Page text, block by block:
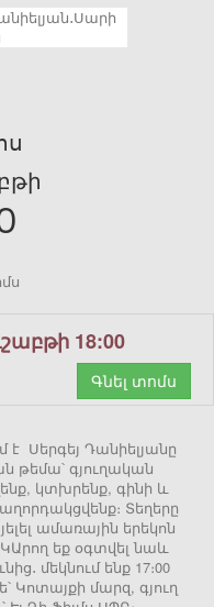
18:00
Գնել տոմս
է Սերգեյ Դանիելյանը
թեմա՝ գյուղական
կտխրենք, գինի և
Տեղերը
ամառային երեկոն
եք օգտվել նաև
մեկնում ենք 17։00
մարզ, գյուղ